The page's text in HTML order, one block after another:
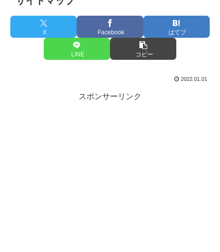
X Facebook はてブ
LINE コピー
2022.01.01
スポンサーリンク